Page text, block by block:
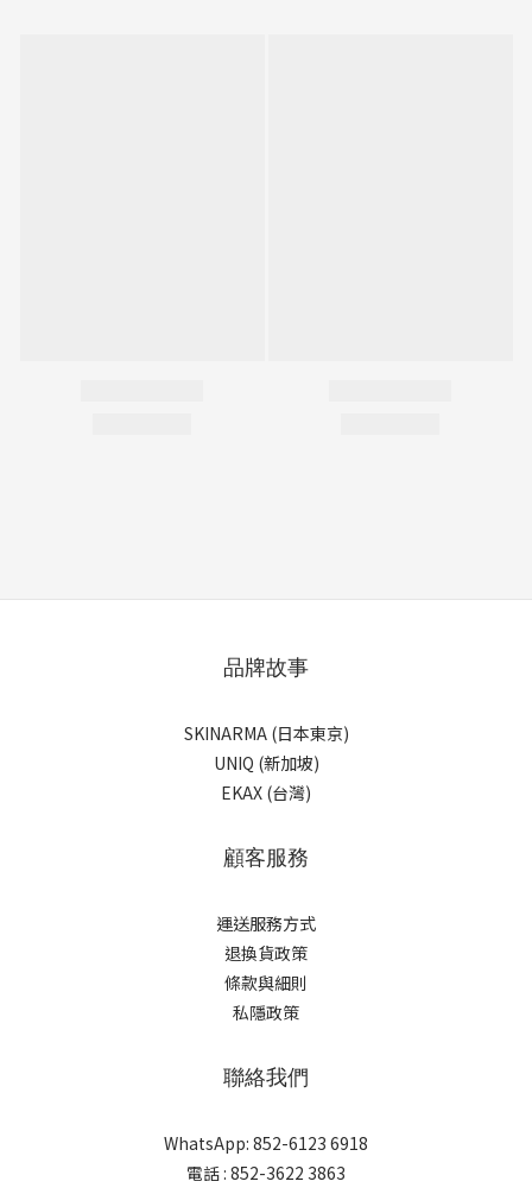
品牌故事
SKINARMA (日本東京)
UNIQ (新加坡)
EKAX (台灣)
顧客服務
運送服務方式
退換貨政策
條款與細則
私隱政策
聯絡我們
WhatsApp: 852-6123 6918
電話 : 852-3622 3863